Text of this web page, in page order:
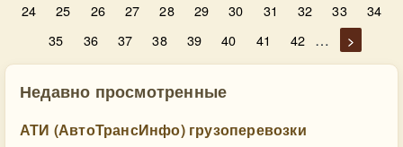
24
25 26 27 28 29 30 31 32 33
34
35
36 37 38 39 40 41 42 … >
Недавно просмотренные
АТИ (АвтоТрансИнфо) грузоперевозки